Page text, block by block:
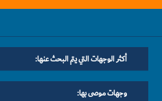
أكثر الوجهات التي يتم البحث عنها:
وجهات موصى بها: